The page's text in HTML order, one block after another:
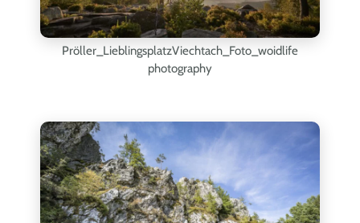
Pröller_LieblingsplatzViechtach_Foto_woidlife
photography